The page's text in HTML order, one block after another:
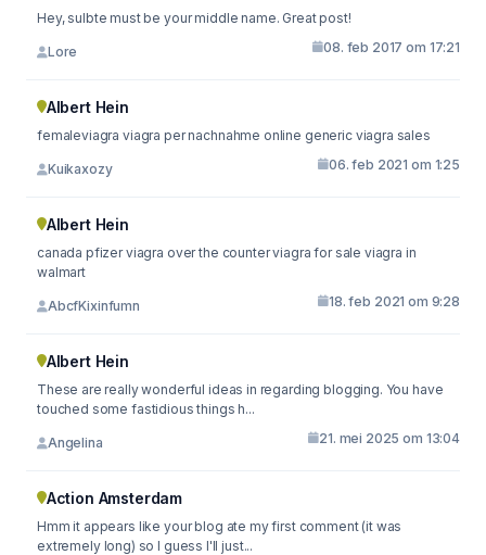
Hey, sulbte must be your middle name. Great post!
Lore 08. feb 2017 om 17:21
Albert Hein
femaleviagra viagra per nachnahme online generic viagra sales
Kuikaxozy 06. feb 2021 om 1:25
Albert Hein
canada pfizer viagra over the counter viagra for sale viagra in
walmart
AbcfKixinfumn 18. feb 2021 om 9:28
Albert Hein
These are really wonderful ideas in regarding blogging. You have
touched some fastidious things h...
Angelina 21. mei 2025 om 13:04
Action Amsterdam
Hmm it appears like your blog ate my first comment (it was
extremely long) so I guess I'll just...